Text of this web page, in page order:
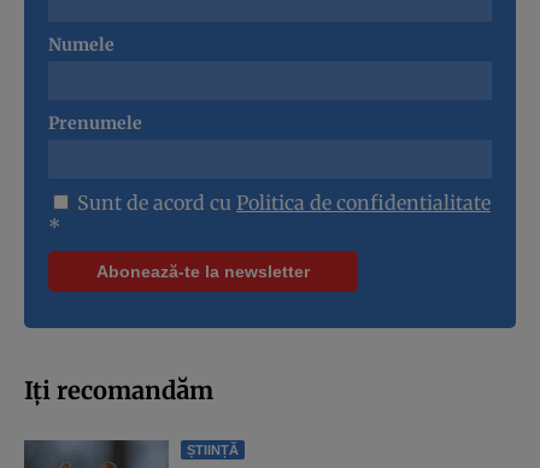
Numele
Prenumele
Sunt de acord cu Politica de confidentialitate
*
Iți recomandăm
ȘTIINȚĂ